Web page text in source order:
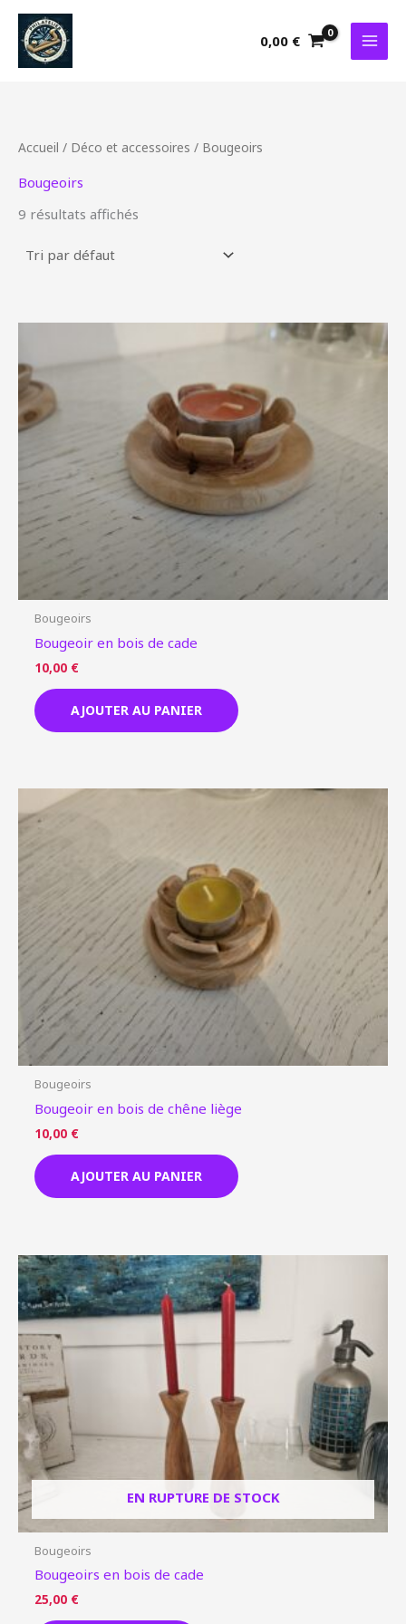
Aller
contenu
0,00 €
Accueil / Déco et accessoires / Bougeoirs
Bougeoirs
9 résultats affichés
Bougeoirs
Bougeoir en bois de cade
10,00 €
AJOUTER AU PANIER
Bougeoirs
Bougeoir en bois de chêne liège
10,00 €
AJOUTER AU PANIER
EN RUPTURE DE STOCK
Bougeoirs
Bougeoirs en bois de cade
25,00 €